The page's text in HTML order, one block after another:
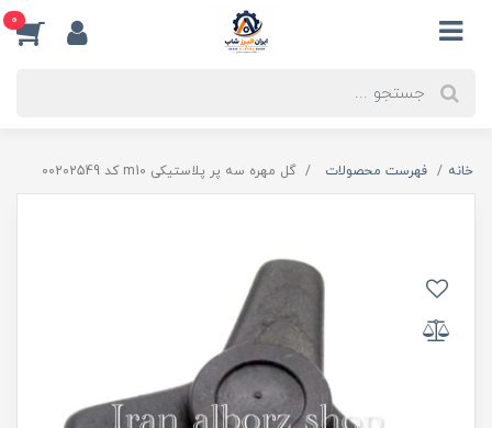
0
خانه فهرست محصولات گل مهره سه پر پلاستیکی m10 کد 00202549